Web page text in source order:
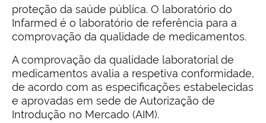
proteção da saúde pública. O laboratório do
Infarmed é o laboratório de referência para a
comprovação da qualidade de medicamentos.
A comprovação da qualidade laboratorial de
medicamentos avalia a respetiva conformidade,
de acordo com as especificações estabelecidas
e aprovadas em sede de Autorização de
Introdução no Mercado (AIM).